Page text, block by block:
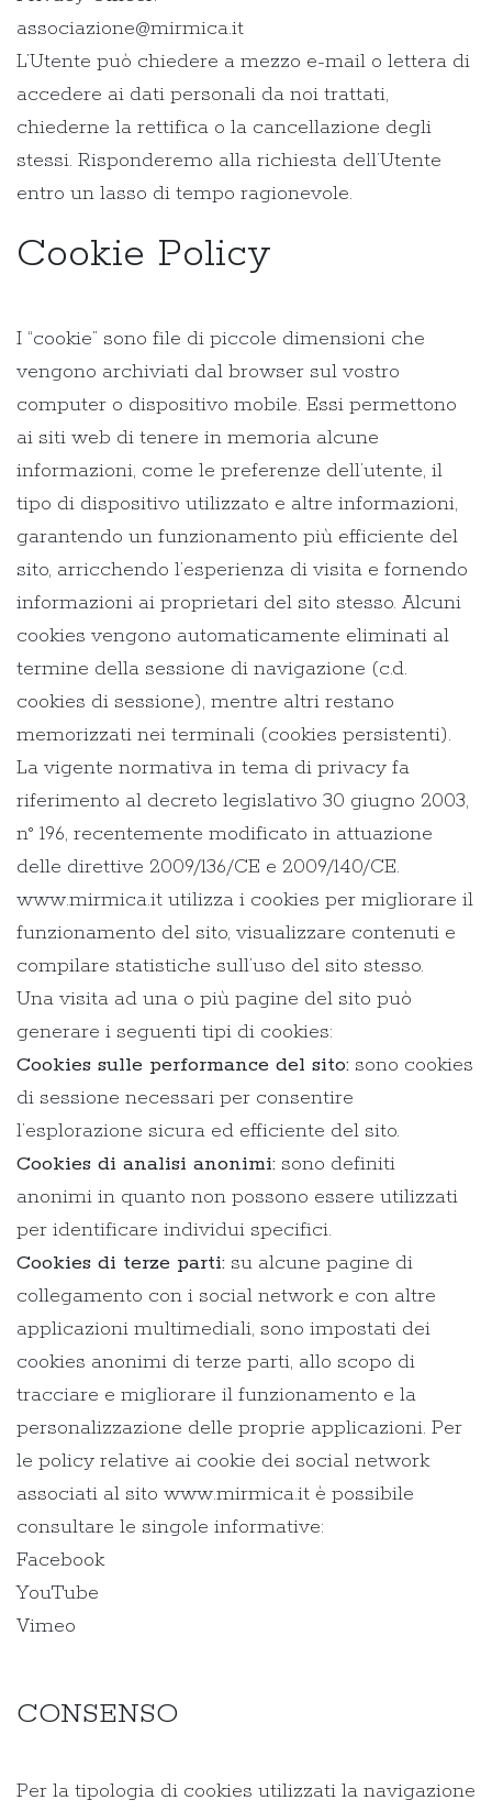
associazione@mirmica.it
L’Utente può chiedere a mezzo e-mail o lettera di
accedere ai dati personali da noi trattati,
chiederne la rettifica o la cancellazione degli
stessi. Risponderemo alla richiesta dell’Utente
entro un lasso di tempo ragionevole.
Cookie Policy
I “cookie” sono file di piccole dimensioni che
vengono archiviati dal browser sul vostro
computer o dispositivo mobile. Essi permettono
ai siti web di tenere in memoria alcune
informazioni, come le preferenze dell’utente, il
tipo di dispositivo utilizzato e altre informazioni,
garantendo un funzionamento più efficiente del
sito, arricchendo l’esperienza di visita e fornendo
informazioni ai proprietari del sito stesso. Alcuni
cookies vengono automaticamente eliminati al
termine della sessione di navigazione (c.d.
cookies di sessione), mentre altri restano
memorizzati nei terminali (cookies persistenti).
La vigente normativa in tema di privacy fa
riferimento al decreto legislativo 30 giugno 2003,
n° 196, recentemente modificato in attuazione
delle direttive 2009/136/CE e 2009/140/CE.
www.mirmica.it utilizza i cookies per migliorare il
funzionamento del sito, visualizzare contenuti e
compilare statistiche sull’uso del sito stesso.
Una visita ad una o più pagine del sito può
generare i seguenti tipi di cookies:
Cookies sulle performance del sito: sono cookies
di sessione necessari per consentire
l’esplorazione sicura ed efficiente del sito.
Cookies di analisi anonimi: sono definiti
anonimi in quanto non possono essere utilizzati
per identificare individui specifici.
Cookies di terze parti: su alcune pagine di
collegamento con i social network e con altre
applicazioni multimediali, sono impostati dei
cookies anonimi di terze parti, allo scopo di
tracciare e migliorare il funzionamento e la
personalizzazione delle proprie applicazioni. Per
le policy relative ai cookie dei social network
associati al sito www.mirmica.it è possibile
consultare le singole informative:
Facebook
YouTube
Vimeo
CONSENSO
Per la tipologia di cookies utilizzati la navigazione